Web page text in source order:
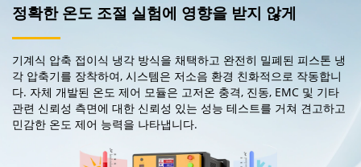
정확한 온도 조절 실험에 영향을 받지 않게
기계식 압축 접이식 냉각 방식을 채택하고 완전히 밀폐된 피스톤 냉
각 압축기를 장착하여, 시스템은 저소음 환경 친화적으로 작동합니
다. 자체 개발된 온도 제어 모듈은 고저온 충격, 진동, EMC 및 기타
관련 신뢰성 측면에 대한 신뢰성 있는 성능 테스트를 거쳐 견고하고
민감한 온도 제어 능력을 나타냅니다.